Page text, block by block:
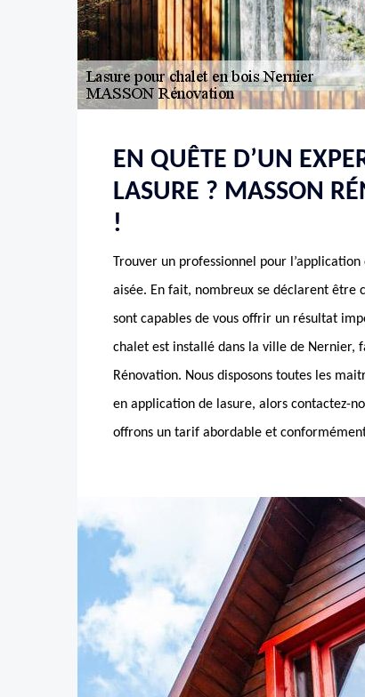
EN QUÊTE D’UN
LASURE ? MASSON
!
Trouver un professionnel pour l’application
aisée. En fait, nombreux se déclarent être
sont capables de vous offrir un résultat
chalet est installé dans la ville de Nernier,
Rénovation. Nous disposons toutes les
en application de lasure, alors contactez-
offrons un tarif abordable et